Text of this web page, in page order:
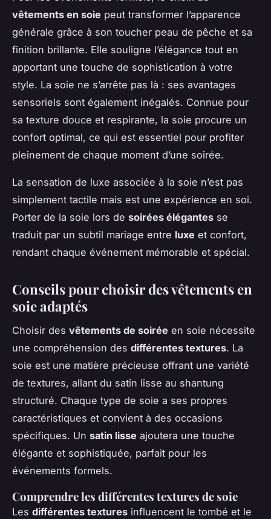
vêtements en soie peut transformer l’apparence
générale grâce à son toucher peau de pêche et sa
finition brillante. Elle souligne l’élégance tout en
apportant une touche de sophistication à votre
style. La soie ne s’arrête pas là : ses avantages
sensoriels sont également inégalés. Connue pour
sa texture douce et respirante, la soie procure un
confort optimal, ce qui est essentiel pour profiter
pleinement de chaque moment d’une soirée.
La sensation de luxe associée à la soie n’est pas
simplement tactile mais est une expérience en soi.
Porter de la soie lors de soirées élégantes se
traduit par un subtil mariage entre luxe et confort,
rendant chaque événement mémorable et spécial.
Conseils pour choisir des vêtements en
soie adaptés
Choisir des vêtements de soirée en soie nécessite
une compréhension des différentes textures. La
soie est une matière précieuse offrant une variété
de textures, allant du satin lisse au shantung
structuré. Chaque type de soie a ses propres
caractéristiques et convient à des occasions
spécifiques. Un satin lisse ajoutera une touche
élégante et sophistiquée, parfait pour les
événements formels.
Comprendre les différentes textures de soie
Les différentes textures influencent le tombé et le